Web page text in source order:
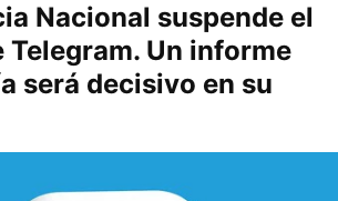
Nacional suspende el
Telegram. Un informe
será decisivo en su